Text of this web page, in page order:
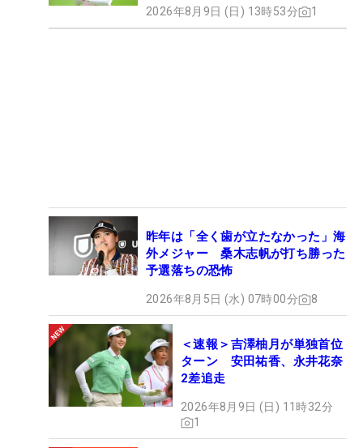
2026年8月9日 (日) 13時53分 1
昨年は「全く歯が立たなかった」海
外メジャー 桑木志帆が打ち勝った
予選落ちの恐怖
2026年8月5日 (水) 07時00分 8
＜速報＞吉澤柚月が単独首位
ターン 安田祐香、永井花奈
2差追走
2026年8月9日 (日) 11時32分
1